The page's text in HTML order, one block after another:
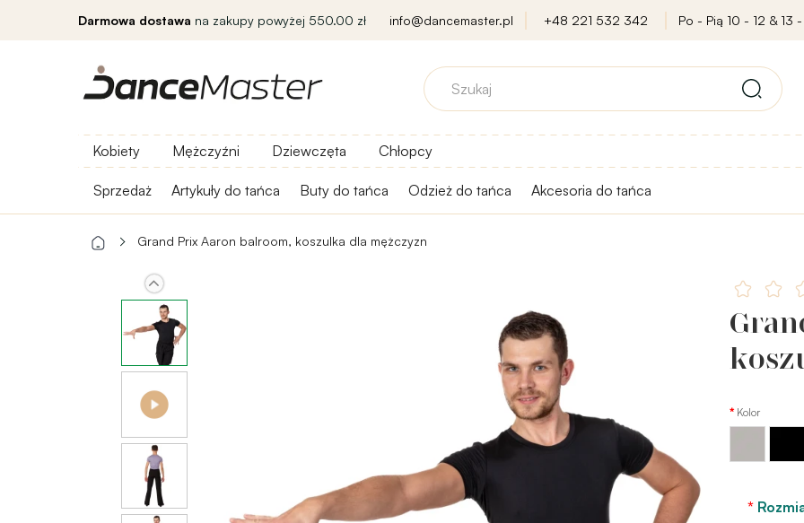
Darmowa dostawa na zakupy powyżej 550.00 zł info@dancemaster.pl +48 221 532 342 Po - Pią 10 - 12 & 13 -
Kobiety Mężczyźni Dziewczęta Chłopcy
Sprzedaż Artykuły do ​​tańca Buty do tańca Odzież do tańca Akcesoria do tańca
Grand Prix Aaron balroom, koszulka dla mężczyzn
Kolor